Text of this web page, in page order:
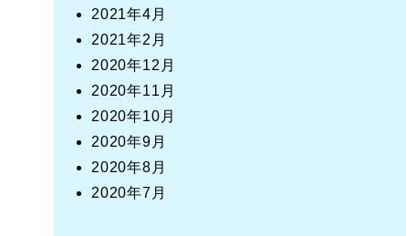
2021年4月
2021年2月
2020年12月
2020年11月
2020年10月
2020年9月
2020年8月
2020年7月